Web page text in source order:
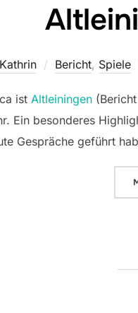
Kathrin Bericht, Spiele
ist Altleiningen
Ein besonderes
Gespräche geführt